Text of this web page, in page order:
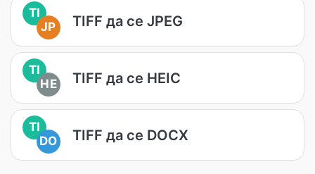
TI
JP
TIFF да се JPEG
TI
HE
TIFF да се HEIC
TI
DO
TIFF да се DOCX